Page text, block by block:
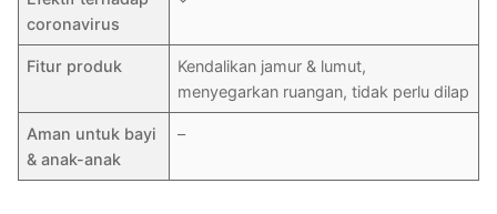
coronavirus
Fitur produk
Kendalikan jamur & lumut,
menyegarkan ruangan, tidak perlu dilap
Aman untuk bayi
& anak-anak
–